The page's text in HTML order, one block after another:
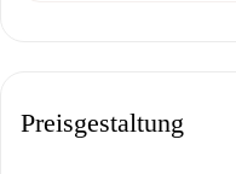
Preisgestaltung